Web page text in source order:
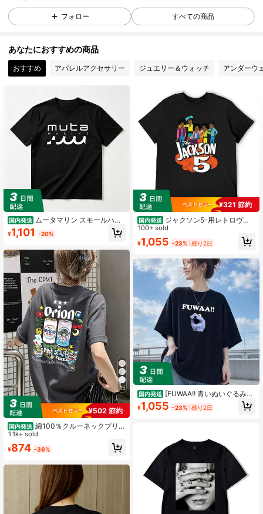
フォロー すべての商品
あなたにおすすめの商品
おすすめ アパレルアクセサリー ジュエリー＆ウォッチ アンダーウ
国内発送 ムータマリン スモールハン
ドルTシャツ メンズ レディース - 吸
汗速乾 クルーネック 半袖 カットソ
ン、スポーツ アウトドア ゴルフ 普
段着 プレゼント ギフトに最適
¥1,101 -20%
15
¥502 節約
国内発送 綿100％クルーネックプリン
ト半袖Tシャツ、女性用新作夏服、ス
タイリッシュなゆったりカジュアル
トップス
1.1k+ sold
¥874 -36%
¥321 節約
国内発送 ジャクソン5-用レトロヴィ
ンテージ漫画Tシャツ,1970sユーズド
加工グラフィック,カワイイ服,スウェ
ットシャツ,スウェットシャツ
100+ sold
¥1,055 -23% 残り2日
国内発送 [FUWAA!! 青いぬいぐるみ柄
コットン半袖Tシャツ] 「​​FUWAA!!」
の文字をアクセントに効かせたユニ
¥1,055 -23% 残り2日